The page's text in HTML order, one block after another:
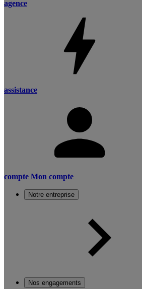
agence
assistance
compte Mon compte
Notre entreprise
Nos engagements